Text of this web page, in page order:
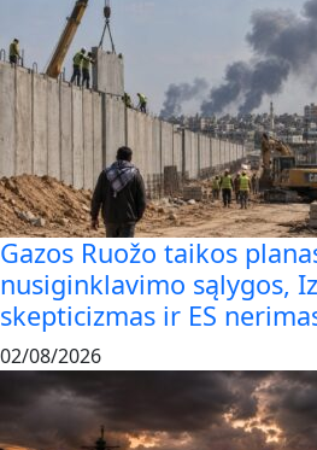
Gazos Ruožo taikos
nusiginklavimo sąlygos,
skepticizmas ir ES
02/08/2026